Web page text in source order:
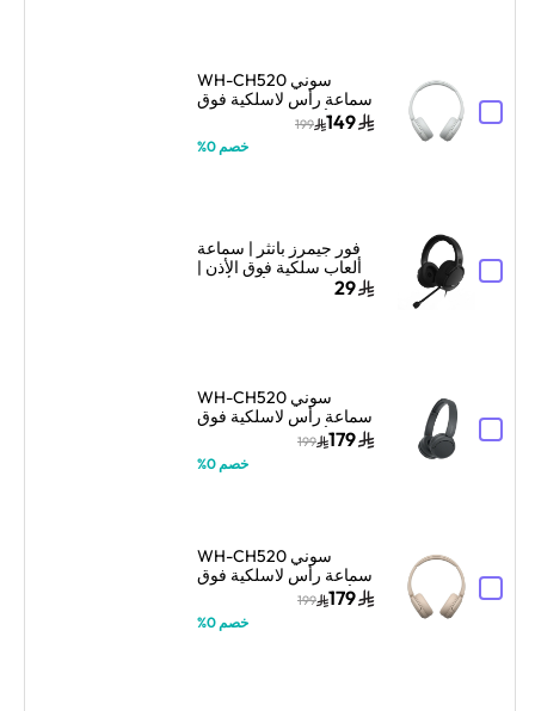
سوني WH-CH520
سماعة رأس لاسلكية فوق
الأذن مع ميكروفون –
أبيض
149
199
خصم 0%
فور جيمرز بانثر | سماعة
ألعاب سلكية فوق الأذن |
تصميم فوق الأذن | أسود
29
سوني WH-CH520
سماعة رأس لاسلكية فوق
الأذن مع ميكروفون –
أسود
179
199
خصم 0%
سوني WH-CH520
سماعة رأس لاسلكية فوق
الأذن مع ميكروفون – بيج
179
199
خصم 0%